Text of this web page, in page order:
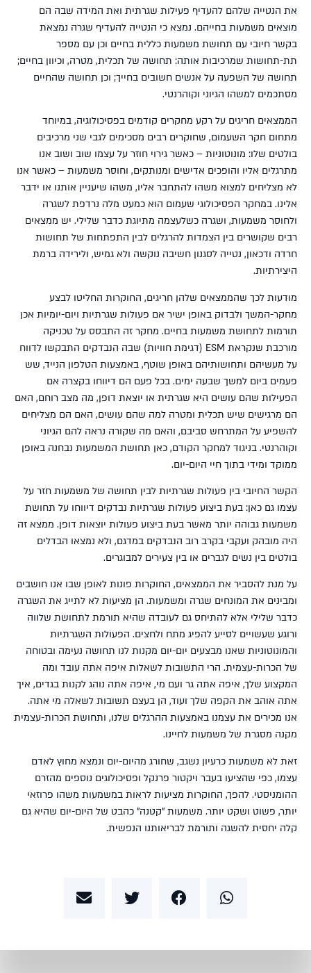
את הנטייה שלהם להעדיף פעילות שגרתית ואת המידה שבה הם
מוצאים משמעות בחייהם. נמצא כי הנטייה להעדיף שגרה נמצאת
בקשר חיובי עם תחושת משמעות כללית בחיים וכן עם מספר
תת-תחושות שמרכיבות אותה: תחושה של תכלית, מטרה, וכיוון בחיים;
תחושה של השפעה על אנשים חשובים בחייך; וכן תחושה שהחיים
מסתכמים למשהו הגיוני וקוהרנטי.
הממצאים חריגים על רקע מחקרים קודמים בפסיכולוגיה, במיוחד
מתחום חקר השעמום, שחוקרים רבים מסכימים לגבי שני מרכיבים
בולטים שלו: מונוטוניות – כאשר גירוי חוזר על עצמו שוב ושוב אנו
מתרגלים אליו והופכים אדישים ומנותקים, וחוסר משמעות – כאשר אנו
לא מצליחים למצוא משהו להתחבר אליו, משהו שיעניין אותנו או ידבר
אלינו. במחקר הפסיכולוגי שעמום הוא כמעט מלה נרדפת לשגרה
ולחוסר משמעות, ושגרה כשלעצמה מתיוגת כדבר שלילי. יש ממצאים
רבים שקושרים בין הצמדות להרגלים לבין התפתחות של תחושות
חרדה ודכאון, נטייה לסגנון חשיבה נוקשה ולא גמיש, ולירידה ברמת
היצירתיות.
מודעות לכך שהממצאים שלהן חריגים, החוקרות החליטו לבצע
מחקר-המשך ולבדוק באופן ישיר אם פעולות שגרתיות ויום-יומיות אכן
תורמות לתחושת משמעות בחיים. מחקר זה התבסס על טכניקה
מורכבת שנקראת ESM (דגימת חוויות) שבה הנבדקים התבקשו לדווח
על מעשיהם ותחושותיהם באופן שוטף, באמצעות הטלפון הנייד, שש
פעמים ביום למשך שבעה ימים. בכל פעם הם דיווחו בקצרה אם
הפעילות שהם עושים היא שגרתית או יוצאת דופן, מה מצב רוחם, האם
הם מרגישים שיש תכלית ומטרה למה שהם עושים, האם הם מצליחים
להשפיע על המתרחש סביבם, והאם מה שקורה נראה להם הגיוני
וקוהרנטי. בניגוד למחקר הקודם, כאן תחושת המשמעות נבחנה באופן
ממוקד ומידי בתוך חיי היום-יום.
הקשר החיובי בין פעולות שגרתיות לבין תחושה של משמעות חזר על
עצמו גם כאן: בעת ביצוע פעולות שגרתיות נבדקים דיווחו על תחושת
משמעות גבוהה יותר מאשר בעת ביצוע פעולות יוצאות דופן. ממצא זה
היה מובהק ועקבי בקרב רוב הנבדקים במדגם, ולא נמצאו הבדלים
בולטים בין נשים לגברים או בין צעירים למבוגרים.
על מנת להסביר את הממצאים, החוקרות פונות לאופן שבו אנו חושבים
ומבינים את המונחים שגרה ומשמעות. הן מציעות לא לתייג את השגרה
כדבר שלילי אלא להתיחס גם לעובדה שהיא תורמת לתחושת שלווה
ורוגע שעשויים לסייע להפיג מתח ולחצים. הפעולות השגרתיות
והמונוטוניות שאנו מבצעים יום-יום מקנות לנו תחושה נעימה ובטוחה
של הכרות-עצמית. הרי התשובות לשאלות איפה אתה עובד ומה
המקצוע שלך, איפה אתה גר ועם מי, איפה אתה נוהג לקנות בגדים, איך
אתה אוהב את הקפה שלך ועוד, הן בעצם תשובות לשאלה מי אתה.
אנו מכירים את עצמנו באמצעות ההרגלים שלנו, ותחושת הכרות-עצמית
מקנה מסגרת של משמעות לחיינו.
זאת לא משמעות כרעיון נשגב, שחורג מהיום-יום ונמצא מחוץ לאדם
עצמו, כפי שהציעו בעבר ויקטור פרנקל ופסיכולוגים נוספים מהזרם
ההומניסטי. להפך, החוקרות מציעות לראות במשמעות משהו פרוזאי
יותר, פשוט ושקט יותר. משמעות "קטנה" כהבט של היום-יום שהיא גם
קלה יחסית להשגה ותורמת לבריאותנו הנפשית.